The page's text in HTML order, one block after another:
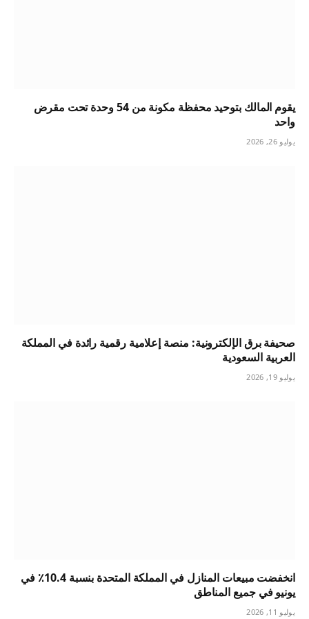
يقوم المالك بتوحيد محفظة مكونة من 54 وحدة تحت مقرض
واحد
يوليو 26, 2026
صحيفة برق الإلكترونية: منصة إعلامية رقمية رائدة في المملكة
العربية السعودية
يوليو 19, 2026
انخفضت مبيعات المنازل في المملكة المتحدة بنسبة 10.4٪ في
يونيو في جميع المناطق
يوليو 11, 2026